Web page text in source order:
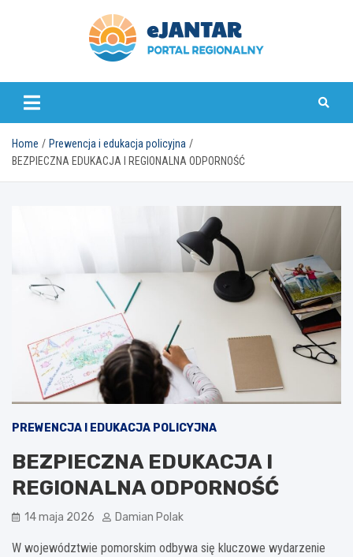
ejantar.pl
Home
Prewencja i edukacja policyjna
BEZPIECZNA EDUKACJA I REGIONALNA ODPORNOŚĆ
PREWENCJA I EDUKACJA POLICYJNA
BEZPIECZNA EDUKACJA I
REGIONALNA ODPORNOŚĆ
14 maja 2026 Damian Polak
W województwie pomorskim odbywa się kluczowe wydarzenie